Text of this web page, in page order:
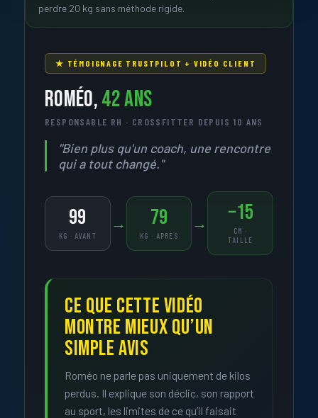
perdre 20 kg sans méthode rigide.
★ TÉMOIGNAGE TRUSTPILOT + VIDÉO CLIENT
ROMÉO,42 ANS
RESPONSABLE RH · CROSSFITTER DEPUIS 10 ANS
"Bien plus qu'un coach, une rencontre
qui a tout changé."
99
KG · AVANT
→ 79
KG · APRÈS
→ −15
CM ·
TAILLE
CE QUE CETTE VIDÉO
MONTRE MIEUX QU’UN
SIMPLE AVIS
Roméo ne parle pas uniquement de kilos
perdus. Il explique son déclic, son rapport
au sport, les limites de ce qu’il faisait